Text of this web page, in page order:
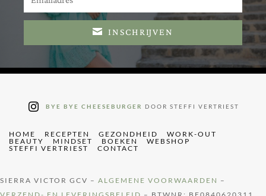
INSCHRIJVEN
BYE BYE CHEESEBURGER DOOR STEFFI VERTRIEST
HOME RECEPTEN GEZONDHEID
WORK-OUT
BEAUTY
MINDSET BOEKEN
WEBSHOP
STEFFI VERTRIEST
CONTACT
SIERRA VICTOR GCV – ALGEMENE VOORWAARDEN –